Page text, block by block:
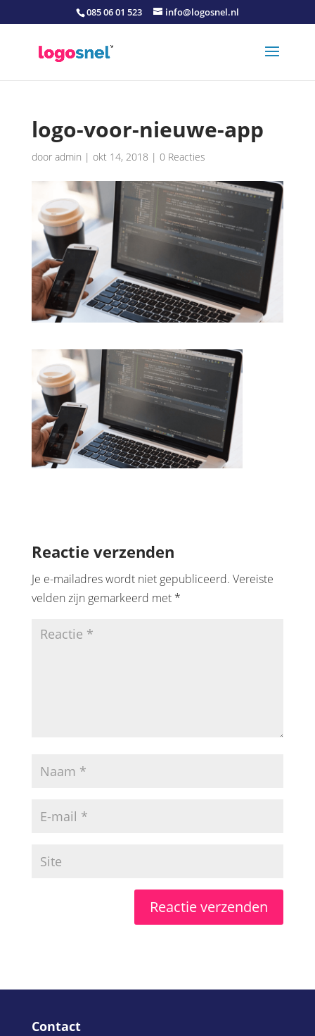
085 06 01 523 info@logosnel.nl
logo-voor-nieuwe-app
door admin | okt 14, 2018 | 0 Reacties
Reactie verzenden
Je e-mailadres wordt niet gepubliceerd. Vereiste
velden zijn gemarkeerd met *
Contact